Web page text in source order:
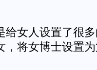
给女人设置了很
，将女博士设置